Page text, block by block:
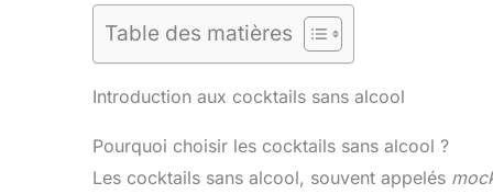
Table des matières
Introduction aux cocktails sans alcool
Pourquoi choisir les cocktails sans alcool ?
Les cocktails sans alcool, souvent appelés